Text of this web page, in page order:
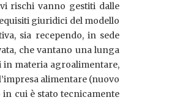
rischi vanno gestiti dalle
giuridici del modello
sia recependo, in sede
che vantano una lunga
in materia agroalimentare,
alimentare (nuovo
in cui è stato tecnicamente